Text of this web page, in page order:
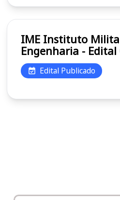
IME Instituto Militar de
Engenharia -
Edital Publicado